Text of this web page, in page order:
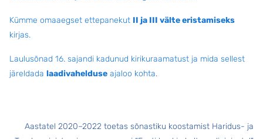
Kümme omaaegset ettepanekut II ja III välte eristamiseks
kirjas.
Laulusõnad 16. sajandi kadunud kirikuraamatust ja mida sellest
järeldada laadivahelduse ajaloo kohta.
Aastatel 2020–2022 toetas sõnastiku koostamist Haridus- ja